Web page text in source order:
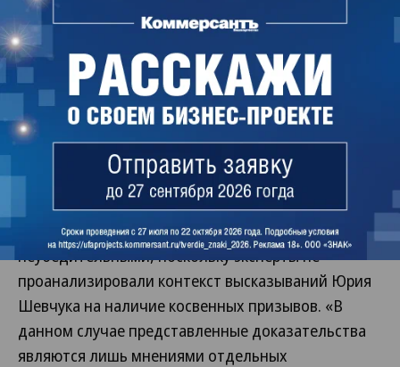
означает проведение захватнической политики.
«В данном случае Вооруженные силы РФ эти
мероприятия не проводят»,— пояснил он в суде.
Вынося решение, судья Юлия Егорова указала на
достоверность доказательств виновности Юрия
Шевчука и назвала надуманным довод о
нарушениях при составлении протокола.
Заключения лингвистов, предоставленные
стороной защиты, она также посчитала
неубедительными, поскольку эксперты не
проанализировали контекст высказываний Юрия
Шевчука на наличие косвенных призывов. «В
данном случае представленные доказательства
являются лишь мнениями отдельных